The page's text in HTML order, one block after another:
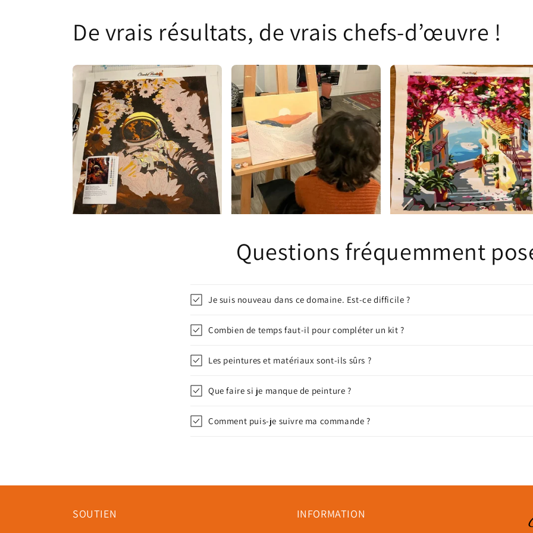
De vrais résultats, de vrais chefs-d’œuvre !
Questions fréquemment
Je suis nouveau dans ce domaine. Est-ce difficile ?
Combien de temps faut-il pour compléter un kit ?
Les peintures et matériaux sont-ils sûrs ?
Que faire si je manque de peinture ?
Comment puis-je suivre ma commande ?
SOUTIEN INFORMATION